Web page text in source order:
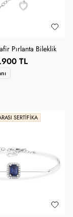
Pırlanta Bileklik
TL
SERTIFIKA